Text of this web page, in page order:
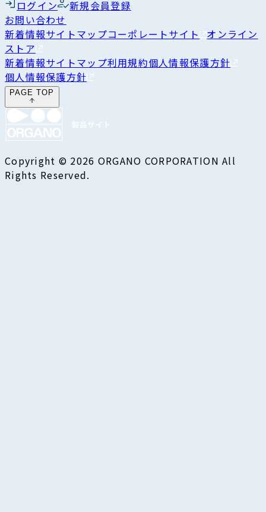
ログイン
新規会員登録
お問い合わせ
新着情報サイトマップコーポレートサイト オンライン
ストア
新着情報サイトマップ利用規約個人情報保護方針
個人情報保護方針
PAGE TOP
Copyright © 2026 ORGANO CORPORATION All
Rights Reserved.